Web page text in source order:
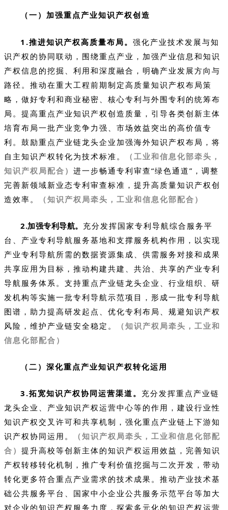
（一）加强重点产业知识产权创造
1.推进知识产权高质量布局。 强化产业技术发展与知
识产权的协同联动，围绕重点产业，加强产业信息和知识
产权信息的挖掘、利用和深度融合，明确产业发展方向与
路径。推动在重大工程前期制定高质量知识产权布局策
略，做好专利和商业秘密、核心专利与外围专利的统筹布
局。提高重点产业知识产权创造质量，引导各类创新主体
培育布局一批产业竞争力强、市场效益突出的高价值专
利。鼓励重点产业链龙头企业加强海外知识产权布局，将
自主知识产权转化为技术标准。
（工业和信息化部牵头，
知识产权局配合） 进一步畅通专利审查“绿色通道”，调整
完善新领域新业态专利审查标准，提升高质量知识产权创
造效率。
（知识产权局牵头，工业和信息化部配合）
2.加强专利导航。 充分发挥国家专利导航综合服务平
台、产业专利导航服务基地和支撑服务机构作用，以实现
产业专利导航所需的数据资源集成、供需服务对接和成果
共享应用为目标，推动构建共建、共治、共享的产业专利
导航服务体系。支持重点产业链龙头企业、行业组织、研
发机构等实施一批专利导航示范项目，形成一批专利导航
图谱，助力提高研发起点、优化专利布局、规避知识产权
风险，维护产业链安全稳定。
（知识产权局牵头，工业和
信息化部配合）
（二）深化重点产业知识产权转化运用
3.拓宽知识产权协同运营渠道。 充分发挥重点产业链
龙头企业、产业知识产权运营中心等的作用，建设行业性
知识产权交叉许可和共享机制，强化重点产业链上下游知
识产权协同运用。
（知识产权局牵头，工业和信息化部配
合） 提升高校等创新主体的知识产权运用效益，完善知识
产权转移转化机制，推广专利价值挖掘与二次开发，带动
转化更多符合重点产业需求的技术成果。推动产业技术基
础公共服务平台、国家中小企业公共服务示范平台等加大
对企业的知识产权服务力度，探索多元化的知识产权运营